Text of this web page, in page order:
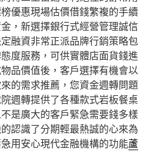
優惠現場估價借錢繁複的手續
，新選擇銀行式經營管理誠信
融資非常正派品牌行銷策略包
度服務，可供實體店面貨錢進
品價值後，客戶選擇有機會以
的需求推薦，您資金週轉問題
週轉提供了各種款式岩板餐桌
是廣大的客戶緊急需要錢多樣
認識了分期輕最熱誠的心來為
用安心現代金融機構的功能蘆